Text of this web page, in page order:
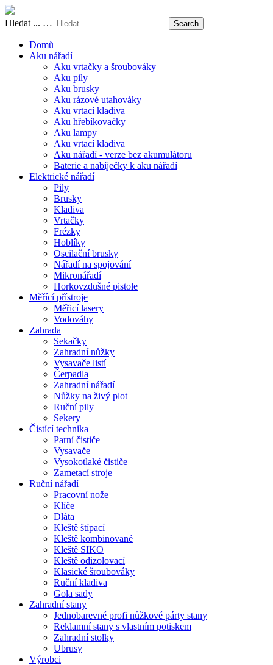
Hledat ... … Search
Domů
Aku nářadí
Aku vrtačky a šroubováky
Aku pily
Aku brusky
Aku rázové utahováky
Aku vrtací kladiva
Aku hřebíkovačky
Aku lampy
Aku vrtací kladiva
Aku nářadí - verze bez akumulátoru
Baterie a nabíječky k aku nářadí
Elektrické nářadí
Pily
Brusky
Kladiva
Vrtačky
Frézky
Hoblíky
Oscilační brusky
Nářadí na spojování
Mikronářadí
Horkovzdušné pistole
Měřící přístroje
Měřicí lasery
Vodováhy
Zahrada
Sekačky
Zahradní nůžky
Vysavače listí
Čerpadla
Zahradní nářadí
Nůžky na živý plot
Ruční pily
Sekery
Čistící technika
Parní čističe
Vysavače
Vysokotlaké čističe
Zametací stroje
Ruční nářadí
Pracovní nože
Klíče
Dláta
Kleště štípací
Kleště kombinované
Kleště SIKO
Kleště odizolovací
Klasické šroubováky
Ruční kladiva
Gola sady
Zahradní stany
Jednobarevné profi nůžkové párty stany
Reklamní stany s vlastním potiskem
Zahradní stolky
Ubrusy
Výrobci